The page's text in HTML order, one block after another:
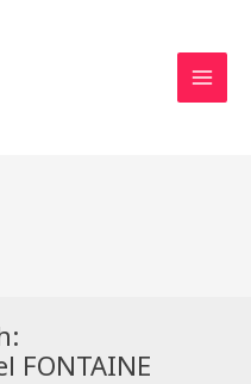
FONTAINE